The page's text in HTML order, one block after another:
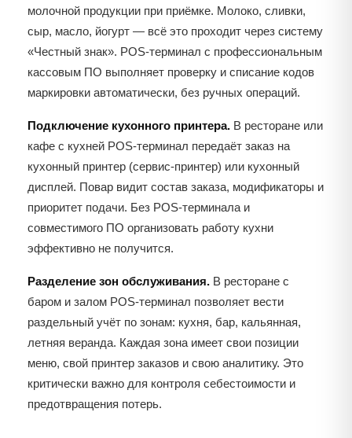
молочной продукции при приёмке. Молоко, сливки,
сыр, масло, йогурт — всё это проходит через систему
«Честный знак». POS-терминал с профессиональным
кассовым ПО выполняет проверку и списание кодов
маркировки автоматически, без ручных операций.
Подключение кухонного принтера. В ресторане или
кафе с кухней POS-терминал передаёт заказ на
кухонный принтер (сервис-принтер) или кухонный
дисплей. Повар видит состав заказа, модификаторы и
приоритет подачи. Без POS-терминала и
совместимого ПО организовать работу кухни
эффективно не получится.
Разделение зон обслуживания. В ресторане с
баром и залом POS-терминал позволяет вести
раздельный учёт по зонам: кухня, бар, кальянная,
летняя веранда. Каждая зона имеет свои позиции
меню, свой принтер заказов и свою аналитику. Это
критически важно для контроля себестоимости и
предотвращения потерь.